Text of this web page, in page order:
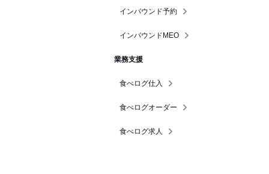
インバウンド予約
インバウンドMEO
業務支援
食べログ仕入
食べログオーダー
食べログ求人